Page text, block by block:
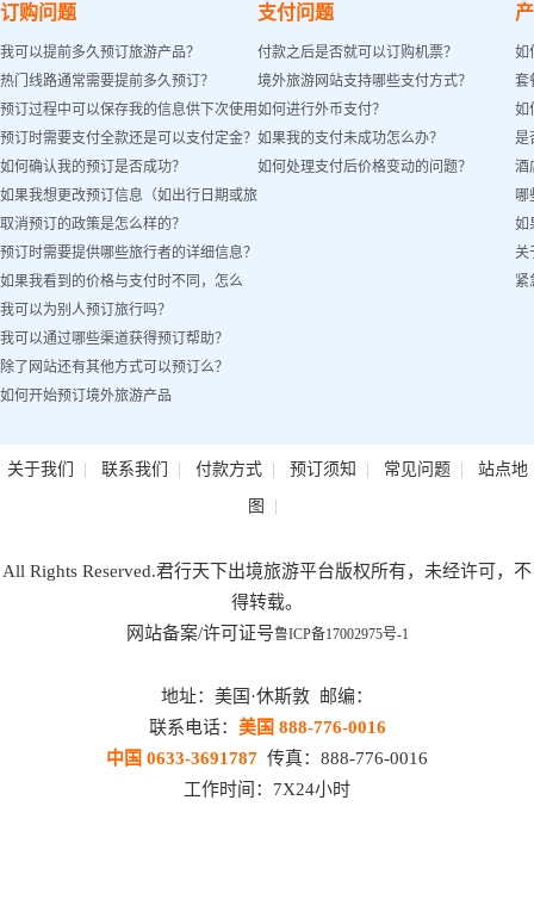
订购问题
我可以提前多久预订旅游产品？
热门线路通常需要提前多久预订？
预订过程中可以保存我的信息供下次使用
吗？
预订时需要支付全款还是可以支付定金？
如何确认我的预订是否成功？
如果我想更改预订信息（如出行日期或旅
客姓名）怎么办？
取消预订的政策是怎么样的？
预订时需要提供哪些旅行者的详细信息？
如果我看到的价格与支付时不同，怎么
办？
我可以为别人预订旅行吗？
我可以通过哪些渠道获得预订帮助？
除了网站还有其他方式可以预订么？
如何开始预订境外旅游产品
支付问题
付款之后是否就可以订购机票？
境外旅游网站支持哪些支付方式？
如何进行外币支付？
如果我的支付未成功怎么办？
如何处理支付后价格变动的问题？
如
套
如
是
酒
哪
如
关
紧
关于我们 | 联系我们 | 付款方式| 预订须知 | 常见问题| 站点地
图 |
All Rights Reserved.君行天下出境旅游平台版权所有，未经许可，不
得转载。
网站备案/许可证号鲁ICP备17002975号-1
地址：美国·休斯敦 邮编：
联系电话： 美国 888-776-0016
中国 0633-3691787 传真：888-776-0016
工作时间：7X24小时